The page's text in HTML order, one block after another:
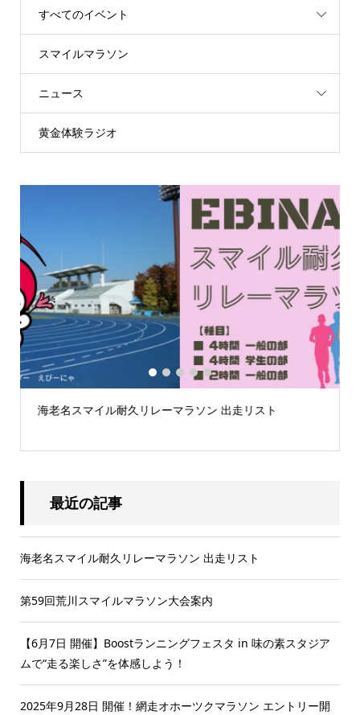
すべてのイベント
スマイルマラソン
ニュース
黄金体験ラジオ
海老名スマイル耐久リレーマラソン 出走リスト
1 2 3 4 5
最近の記事
海老名スマイル耐久リレーマラソン 出走リスト
第59回荒川スマイルマラソン大会案内
【6月7日 開催】Boostランニングフェスタ in 味の素スタジア
ムで“走る楽しさ”を体感しよう！
2025年9月28日 開催！網走オホーツクマラソン エントリー開